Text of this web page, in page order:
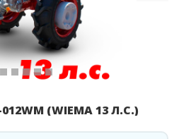
(WIEMA 13 Л.С.)